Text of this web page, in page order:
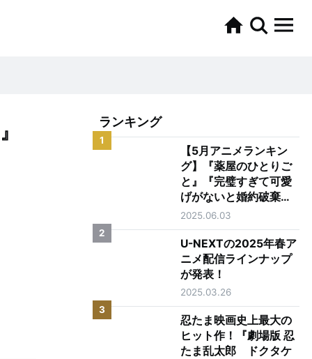
ランキング
1
【5月アニメランキン
グ】『薬屋のひとりご
と』『完璧すぎて可愛
げがないと婚約破棄さ
れた聖女は隣国に売ら
れる』がTOP2
2025.06.03
2
U-NEXTの2025年春ア
ニメ配信ラインナップ
が発表！
2025.03.26
3
忍たま映画史上最大の
ヒット作！『劇場版 忍
たま乱太郎 ドクタケ